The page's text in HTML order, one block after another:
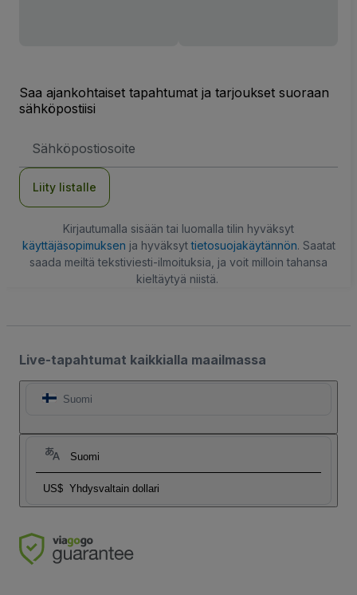
Saa ajankohtaiset tapahtumat ja tarjoukset suoraan
sähköpostiisi
Liity listalle
Kirjautumalla sisään tai luomalla tilin hyväksyt
käyttäjäsopimuksen ja hyväksyttietosuojakäytännön. Saatat
saada meiltä tekstiviesti-ilmoituksia, ja voit milloin tahansa
kieltäytyä niistä.
Live-tapahtumat kaikkialla maailmassa
Suomi
Suomi
US$ Yhdysvaltain dollari